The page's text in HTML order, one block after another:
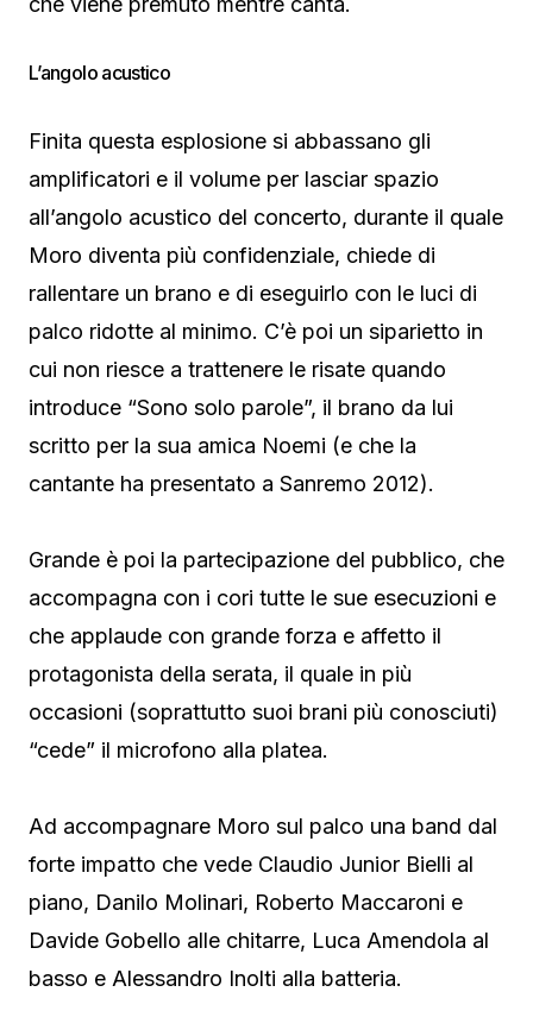
L’angolo acustico
Finita questa esplosione si abbassano gli
amplificatori e il volume per lasciar spazio
all’angolo acustico del concerto, durante il quale
Moro diventa più confidenziale, chiede di
rallentare un brano e di eseguirlo con le luci di
palco ridotte al minimo. C’è poi un siparietto in
cui non riesce a trattenere le risate quando
introduce “Sono solo parole”, il brano da lui
scritto per la sua amica Noemi (e che la
cantante ha presentato a Sanremo 2012).
Grande è poi la partecipazione del pubblico, che
accompagna con i cori tutte le sue esecuzioni e
che applaude con grande forza e affetto il
protagonista della serata, il quale in più
occasioni (soprattutto suoi brani più conosciuti)
“cede” il microfono alla platea.
Ad accompagnare Moro sul palco una band dal
forte impatto che vede Claudio Junior Bielli al
piano, Danilo Molinari, Roberto Maccaroni e
Davide Gobello alle chitarre, Luca Amendola al
basso e Alessandro Inolti alla batteria.